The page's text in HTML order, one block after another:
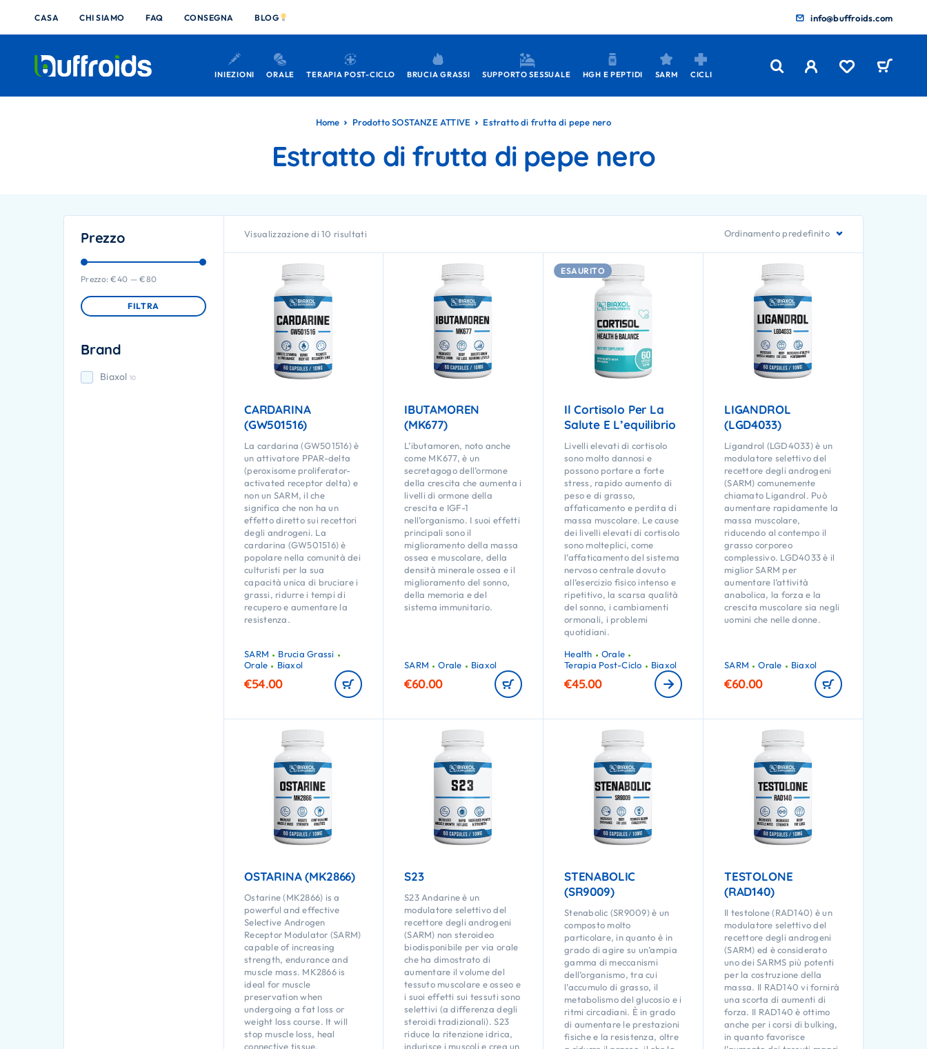
CASA CHI SIAMO FAQ CONSEGNA BLOG info@buffroids.com
INIEZIONI ORALE TERAPIA POST-CICLO BRUCIA GRASSI SUPPORTO SESSUALE HGH E PEPTIDI SARM CICLI
Home Prodotto SOSTANZE ATTIVE Estratto di frutta di pepe nero
Estratto di frutta di pepe nero
Prezzo
FILTRA
Prezzo:€40 —€80
Brand
Biaxol 10
Visualizzazione di 10 risultati Ordinamento predefinito
CARDARINA
(GW501516)
La cardarina (GW501516) è
un attivatore PPAR-delta
(peroxisome proliferator-
activated receptor delta) e
non un SARM, il che
significa che non ha un
effetto diretto sui recettori
degli androgeni. La
cardarina (GW501516) è
popolare nella comunità dei
culturisti per la sua
capacità unica di bruciare i
grassi, ridurre i tempi di
recupero e aumentare la
resistenza.
SARM
Brucia Grassi
Orale
Biaxol
€54.00
IBUTAMOREN
(MK677)
L’ibutamoren, noto anche
come MK677, è un
secretagogo dell’ormone
della crescita che aumenta i
livelli di ormone della
crescita e IGF-1
nell’organismo. I suoi effetti
principali sono il
miglioramento della massa
ossea e muscolare, della
densità minerale ossea e il
miglioramento del sonno,
della memoria e del
sistema immunitario.
SARM Orale Biaxol
€60.00
ESAURITO
Il Cortisolo Per La
Salute E L’equilibrio
Livelli elevati di cortisolo
sono molto dannosi e
possono portare a forte
stress, rapido aumento di
peso e di grasso,
affaticamento e perdita di
massa muscolare. Le cause
dei livelli elevati di cortisolo
sono molteplici, come
l’affaticamento del sistema
nervoso centrale dovuto
all’esercizio fisico intenso e
ripetitivo, la scarsa qualità
del sonno, i cambiamenti
ormonali, i problemi
quotidiani.
Health
Orale
Terapia Post-Ciclo
Biaxol
€45.00
LIGANDROL
(LGD4033)
Ligandrol (LGD4033) è un
modulatore selettivo del
recettore degli androgeni
(SARM) comunemente
chiamato Ligandrol. Può
aumentare rapidamente la
massa muscolare,
riducendo al contempo il
grasso corporeo
complessivo. LGD4033 è il
miglior SARM per
aumentare l’attività
anabolica, la forza e la
crescita muscolare sia negli
uomini che nelle donne.
SARM Orale Biaxol
€60.00
OSTARINA (MK2866)
Ostarine (MK2866) is a
powerful and effective
Selective Androgen
Receptor Modulator (SARM)
capable of increasing
strength, endurance and
muscle mass. MK2866 is
ideal for muscle
preservation when
undergoing a fat loss or
weight loss course. It will
stop muscle loss, heal
connective tissue,
S23
S23 Andarine è un
modulatore selettivo del
recettore degli androgeni
(SARM) non steroideo
biodisponibile per via orale
che ha dimostrato di
aumentare il volume del
tessuto muscolare e osseo e
i suoi effetti sui tessuti sono
selettivi (a differenza degli
steroidi tradizionali). S23
riduce la ritenzione idrica,
indurisce i muscoli e crea un
STENABOLIC
(SR9009)
Stenabolic (SR9009) è un
composto molto
particolare, in quanto è in
grado di agire su un’ampia
gamma di meccanismi
dell’organismo, tra cui
l’accumulo di grasso, il
metabolismo del glucosio e i
ritmi circadiani. È in grado
di aumentare le prestazioni
fisiche e la resistenza, oltre
TESTOLONE
(RAD140)
Il testolone (RAD140) è un
modulatore selettivo del
recettore degli androgeni
(SARM) ed è considerato
uno dei SARMS più potenti
per la costruzione della
massa. Il RAD140 vi fornirà
una scorta di aumenti di
forza. Il RAD140 è ottimo
anche per i corsi di bulking,
in quanto favorisce